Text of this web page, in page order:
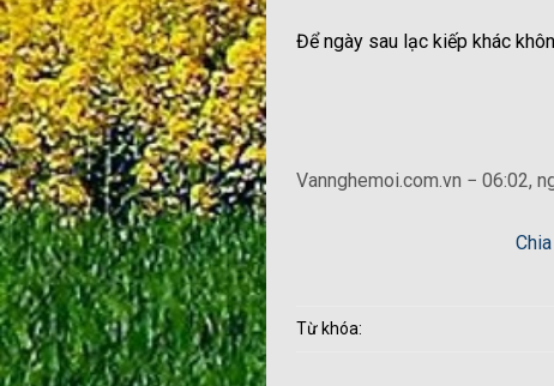
Để ngày sau lạc kiếp khác
Vannghemoi.com.vn − 06:02,
Từ khóa: